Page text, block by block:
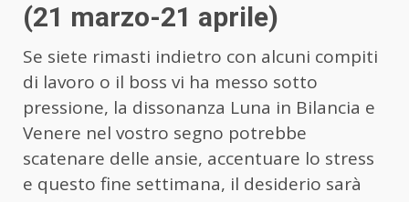
(21 marzo-21 aprile)
Se siete rimasti indietro con alcuni compiti
di lavoro o il boss vi ha messo sotto
pressione, la dissonanza Luna in Bilancia e
Venere nel vostro segno potrebbe
scatenare delle ansie, accentuare lo stress
e questo fine settimana, il desiderio sarà